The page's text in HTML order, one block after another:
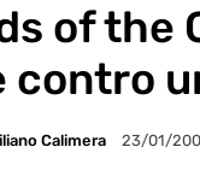
of the
contro
Calimera 23/01/